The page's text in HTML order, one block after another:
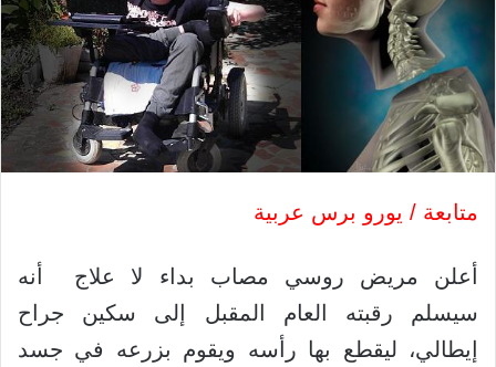
متابعة / يورو برس عربية
أعلن مريض روسي مصاب بداء لا علاج أنه
سيسلم رقبته العام المقبل إلى سكين جراح
إيطالي، ليقطع بها رأسه ويقوم بزرعه في جسد